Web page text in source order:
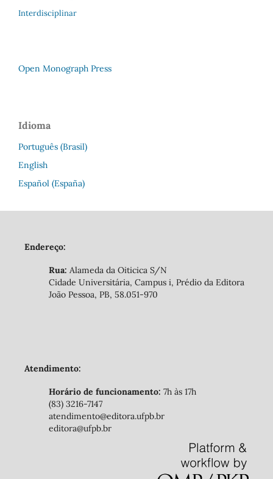
Interdisciplinar
Open Monograph Press
Idioma
Português (Brasil)
English
Español (España)
Endereço:
Rua: Alameda da Oiticica S/N
Cidade Universitária, Campus i, Prédio da Editora
João Pessoa, PB, 58.051-970
Atendimento:
Horário de funcionamento: 7h às 17h
(83) 3216-7147
atendimento@editora.ufpb.br
editora@ufpb.br